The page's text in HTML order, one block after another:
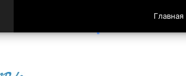
Главная